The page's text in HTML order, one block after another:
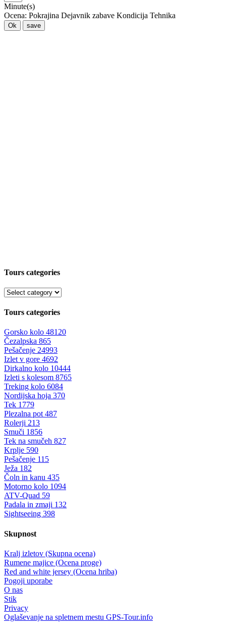
Minute(s)
Ocena: Pokrajina Dejavnik zabave Kondicija Tehnika
Ok save
Tours categories
Tours categories
Gorsko kolo 48120
Čezalpska 865
Pešačenje 24993
Izlet v gore 4692
Dirkalno kolo 10444
Izleti s kolesom 8765
Treking kolo 6084
Nordijska hoja 370
Tek 1779
Plezalna pot 487
Rolerji 213
Smuči 1856
Tek na smučeh 827
Krplje 590
Pešačenje 115
Ježa 182
Čoln in kanu 435
Motorno kolo 1094
ATV-Quad 59
Padala in zmaji 132
Sightseeing 398
Skupnost
Kralj izletov (Skupna ocena)
Rumene majice (Ocena proge)
Red and white jersey (Ocena hriba)
Pogoji uporabe
O nas
Stik
Privacy
Oglaševanje na spletnem mestu GPS-Tour.info